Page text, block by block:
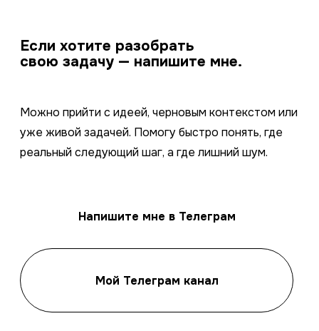
Если хотите разобрать
свою задачу — напишите мне.
Можно прийти с идеей, черновым контекстом или
уже живой задачей. Помогу быстро понять, где
реальный следующий шаг, а где лишний шум.
Напишите мне в Телеграм
Мой Телеграм канал